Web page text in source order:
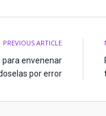
PREVIOUS ARTICLE
para envenenar
por error